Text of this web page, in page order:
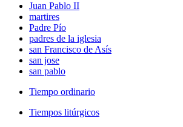
Juan Pablo II
martires
Padre Pío
padres de la iglesia
san Francisco de Asís
san jose
san pablo
Tiempo ordinario
Tiempos litúrgicos